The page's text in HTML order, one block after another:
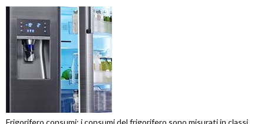
Frigorifero consumi: i consumi del frigorifero sono misurati in classi